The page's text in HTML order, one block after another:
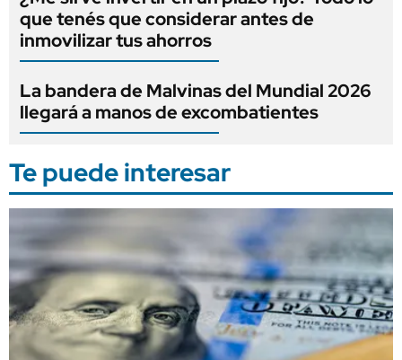
que tenés que considerar antes de
inmovilizar tus ahorros
La bandera de Malvinas del Mundial 2026
llegará a manos de excombatientes
Te puede interesar